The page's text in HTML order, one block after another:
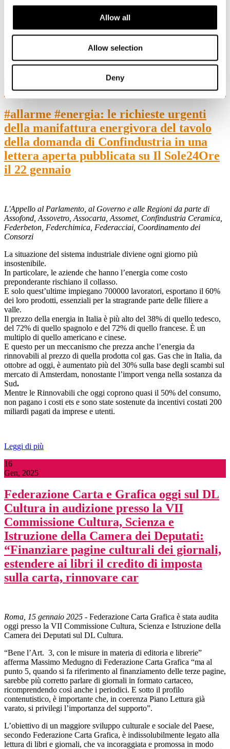
Allow all
Allow selection
Deny
Attività produttive della Camera. Lega.
In diretta streaming sui canali di
https://askanews.it/hp_test_diretta_video.html
Gen, 2025
#allarme #energia: le richieste urgenti
della manifattura energivora del tavolo
della domanda di Confindustria in una
lettera aperta pubblicata su Il Sole24Ore
il 22 gennaio
L'Appello al Parlamento, al Governo e alle Regioni da parte di
Assofond, Assovetro, Assocarta, Assomet, Confindustria Ceramica,
Federbeton, Federchimica, Federacciai, Coordinamento dei
Consorzi
La situazione del sistema industriale diviene ogni giorno più
insostenibile.
In particolare, le aziende che hanno l’energia come costo
preponderante rischiano il collasso.
E solo quest’ultime impiegano 700000 lavoratori, esportano il 60%
dei loro prodotti, essenziali per la stragrande parte delle filiere a
valle.
Il prezzo della energia in Italia è più alto del 38% di quello tedesco,
del 72% di quello spagnolo e del 72% di quello francese. È un
multiplo di quello americano e cinese.
E questo per un meccanismo che prezza anche l’energia da
rinnovabili al prezzo di quella prodotta col gas. Gas che in Italia, da
ottobre ad oggi, è aumentato più del 30% sulla base degli scambi sul
mercato di Amsterdam, nonostante l’import venga nella sostanza da
Sud.
Mentre le Rinnovabili che oggi coprono quasi il 50% del consumo,
non pagano i costi ets e sono state sostenute da incentivi costati 200
miliardi pagati da imprese e utenti.
Leggi di più
16
Gen, 2025
Federazione Carta e Grafica oggi sul DL
Cultura in audizione presso la VII
Commissione Cultura, Scienza e
Istruzione della Camera dei Deputati:
“Finanziare pagine culturali dei giornali,
estendere ai libri il credito di imposta
sulla carta, rinnovare car
Roma, 15 gennaio 2025 - Federazione Carta Grafica è stata audita
oggi presso la VII Commissione Cultura, Scienza e Istruzione della
Camera dei Deputati sul DL Cultura.
“Bene l’Art. 3, con le misure in materia di editoria e librerie”
afferma Massimo Medugno di Federazione Carta Grafica “ma al
punto 5, quando si fa riferimento al finanziamento delle terze pagine,
sarebbe più corretto parlare di giornali in formato cartaceo,
ricomprendendo così anche i periodici. E sotto il profilo
contenutistico, è importante che, in coerenza Piano Lettura già
varato, si privilegi l’importanza del supporto”.
L’obiettivo di un maggiore sviluppo culturale e sociale del Paese,
secondo Federazione Carta Grafica, è indissolubilmente legato alla
lettura di libri e giornali, che va incoraggiata e promossa in modo